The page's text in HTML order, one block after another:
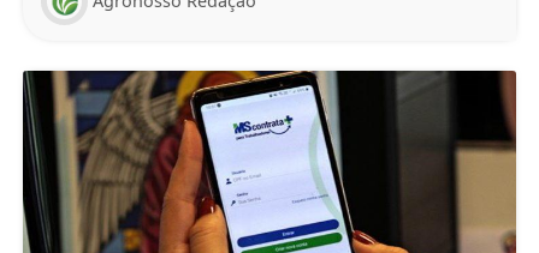
Agronosso Redação